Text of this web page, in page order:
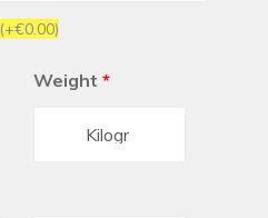
(+€0.00)
Weight *